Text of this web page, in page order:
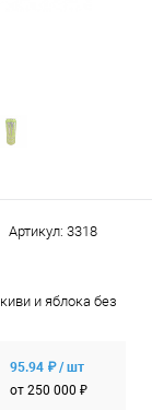
Артикул: 3318
и яблока без
95.94 ₽ / шт
от 250 000 ₽